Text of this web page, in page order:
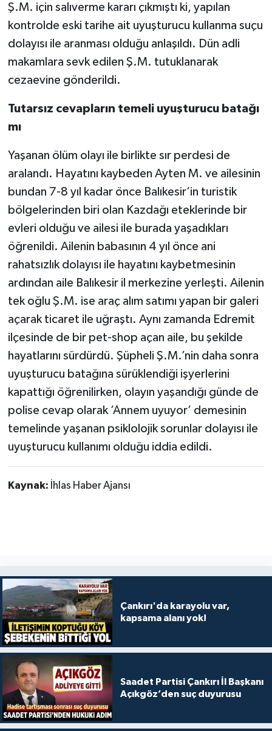
Ş.M. için salıverme kararı çıkmıştı ki, yapılan
kontrolde eski tarihe ait uyuşturucu kullanma suçu
dolayısı ile aranması olduğu anlaşıldı. Dün adli
makamlara sevk edilen Ş.M. tutuklanarak
cezaevine gönderildi.
Tutarsız cevapların temeli uyuşturucu batağı
mı
Yaşanan ölüm olayı ile birlikte sır perdesi de
aralandı. Hayatını kaybeden Ayten M. ve ailesinin
bundan 7-8 yıl kadar önce Balıkesir’in turistik
bölgelerinden biri olan Kazdağı eteklerinde bir
evleri olduğu ve ailesi ile burada yaşadıkları
öğrenildi. Ailenin babasının 4 yıl önce ani
rahatsızlık dolayısı ile hayatını kaybetmesinin
ardından aile Balıkesir il merkezine yerleşti. Ailenin
tek oğlu Ş.M. ise araç alım satımı yapan bir galeri
açarak ticaret ile uğraştı. Aynı zamanda Edremit
ilçesinde de bir pet-shop açan aile, bu şekilde
hayatlarını sürdürdü. Şüpheli Ş.M.’nin daha sonra
uyuşturucu batağına sürüklendiği işyerlerini
kapattığı öğrenilirken, olayın yaşandığı günde de
polise cevap olarak ’Annem uyuyor’ demesinin
temelinde yaşanan psiklolojik sorunlar dolayısı ile
uyuşturucu kullanımı olduğu iddia edildi.
Kaynak: İhlas Haber Ajansı
Çankırı'da karayolu var,
kapsama alanı yok!
Saadet Partisi Çankırı İl Başkanı
Açıkgöz’den suç duyurusu